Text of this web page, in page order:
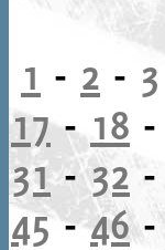
1 - 2 - 3
17- 18 -
31-32
45-46